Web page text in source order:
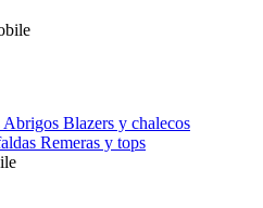
Abrigos Blazers y chalecos
Remeras y tops